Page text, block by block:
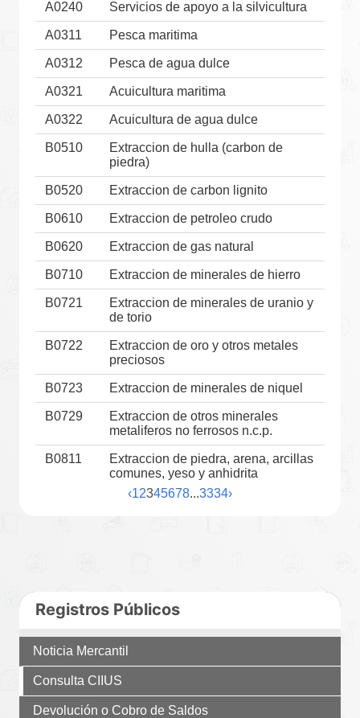
A0240 Servicios de apoyo a la silvicultura
A0311 Pesca maritima
A0312 Pesca de agua dulce
A0321 Acuicultura maritima
A0322 Acuicultura de agua dulce
B0510
Extraccion de hulla (carbon de
piedra)
B0520 Extraccion de carbon lignito
B0610 Extraccion de petroleo crudo
B0620 Extraccion de gas natural
B0710 Extraccion de minerales de hierro
B0721
Extraccion de minerales de uranio y
de torio
B0722
Extraccion de oro y otros metales
preciosos
B0723 Extraccion de minerales de niquel
B0729
Extraccion de otros minerales
metaliferos no ferrosos n.c.p.
B0811
Extraccion de piedra, arena, arcillas
comunes, yeso y anhidrita
‹12345678...3334›
Registros Públicos
Noticia Mercantil
Consulta CIIUS
Devolución o Cobro de Saldos